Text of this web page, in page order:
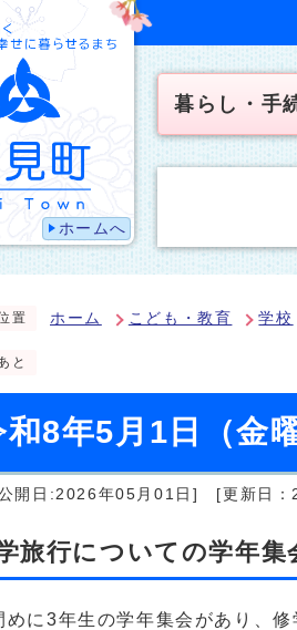
ホームへ
暮らし・手
置 ホーム こども・教育 学校
と
和8年5月1日（金
開日:2026年05月01日] [更新日
旅行についての学年集
めに3年生の学年集会があり、